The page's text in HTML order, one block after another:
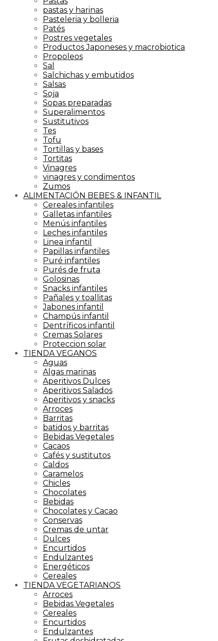
pastas y harinas
Pasteleria y bolleria
Patés
Postres vegetales
Productos Japoneses y macrobiotica
Propoleos
Sal
Salchichas y embutidos
Salsas
Soja
Sopas preparadas
Superalimentos
Sustitutivos
Tes
Tofu
Tortillas y bases
Tortitas
Vinagres
vinagres y condimentos
Zumos
ALIMENTACIÓN BEBES & INFANTIL
Cereales infantiles
Galletas infantiles
Menús infantiles
Leches infantiles
Linea infantil
Papillas infantiles
Puré infantiles
Purés de fruta
Golosinas
Snacks infantiles
Pañales y toallitas
Jabones infantil
Champús infantil
Dentríficos infantil
Cremas Solares
Proteccion solar
TIENDA VEGANOS
Aguas
Algas marinas
Aperitivos Dulces
Aperitivos Salados
Aperitivos y snacks
Arroces
Barritas
batidos y barritas
Bebidas Vegetales
Cacaos
Cafés y sustitutos
Caldos
Caramelos
Chicles
Chocolates
Bebidas
Chocolates y Cacao
Conservas
Cremas de untar
Dulces
Encurtidos
Endulzantes
Energéticos
Cereales
TIENDA VEGETARIANOS
Arroces
Bebidas Vegetales
Cereales
Encurtidos
Endulzantes